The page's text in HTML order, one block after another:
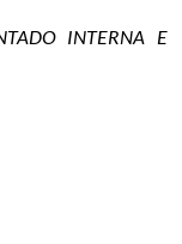
INTERNA E